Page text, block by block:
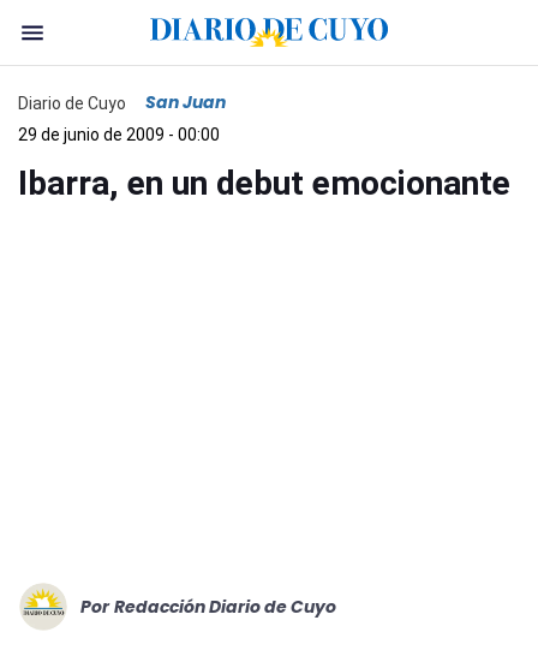
Diario de Cuyo San Juan
29 de junio de 2009 - 00:00
Ibarra, en un debut emocionante
Por Redacción Diario de Cuyo